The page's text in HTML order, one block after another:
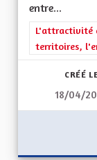
entre...
Filtrer les
L'attractivité
territoires,
CRÉÉ
18/04/